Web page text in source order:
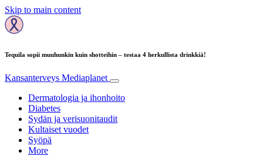
Skip to main content
Tequila sopii muuhunkin kuin shotteihin – testaa 4 herkullista drinkkiä!
Kansanterveys Mediaplanet
Dermatologia ja ihonhoito
Diabetes
Sydän ja verisuonitaudit
Kultaiset vuodet
Syöpä
More